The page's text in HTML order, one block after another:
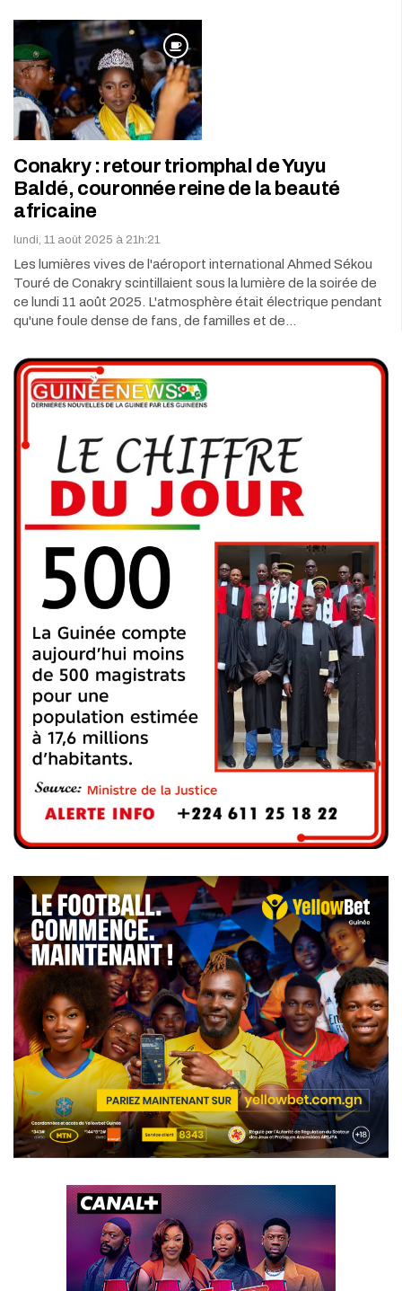
Conakry : retour triomphal de Yuyu
Baldé, couronnée reine de la beauté
africaine
lundi, 11 août 2025 à 21h:21
Les lumières vives de l'aéroport international Ahmed Sékou
Touré de Conakry scintillaient sous la lumière de la soirée de
ce lundi 11 août 2025. L'atmosphère était électrique pendant
qu'une foule dense de fans, de familles et de…